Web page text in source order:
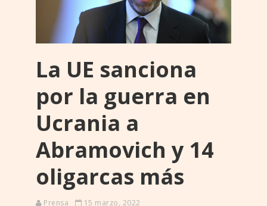
La UE sanciona
por la guerra en
Ucrania a
Abramovich y 14
oligarcas más
Prensa 15 marzo, 2022